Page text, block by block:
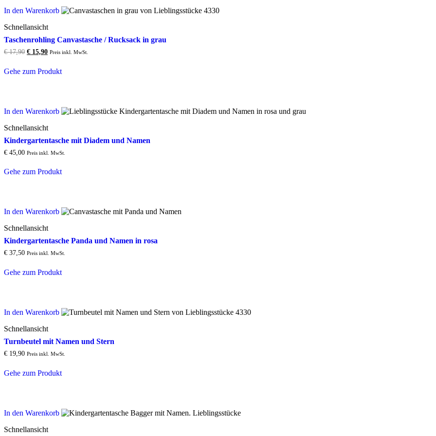
In den Warenkorb
Schnellansicht
Taschenrohling Canvastasche / Rucksack in grau
€17,90 Original
€ 17,90.
€ 15,90Current
€ 15,90.
Preis inkl. MwSt.
Gehe zum Produkt
In den Warenkorb
Schnellansicht
Kindergartentasche mit Diadem und Namen
€ 45,00 Preis inkl. MwSt.
Gehe zum Produkt
In den Warenkorb
Schnellansicht
Kindergartentasche Panda und Namen in rosa
€ 37,50 Preis inkl. MwSt.
Gehe zum Produkt
In den Warenkorb
Schnellansicht
Turnbeutel mit Namen und Stern
€ 19,90 Preis inkl. MwSt.
Gehe zum Produkt
In den Warenkorb
Schnellansicht